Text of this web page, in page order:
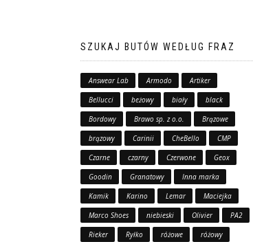
SZUKAJ BUTÓW WEDŁUG FRAZ
Answear Lab Armodo
Artiker
Bellucci
beżowy biały
black
Bordowy
Brawo sp. z o.o.
Brązowe
brązowy
Carinii CheBello
CMP
Czarne
czarny Czerwone
Geox
Goodin
Granatowy
Inna marka
Kamik
Karino Lemar
Maciejka
Marco Shoes
niebieski Olivier
PA2
Rieker
Ryłko różowe
różowy